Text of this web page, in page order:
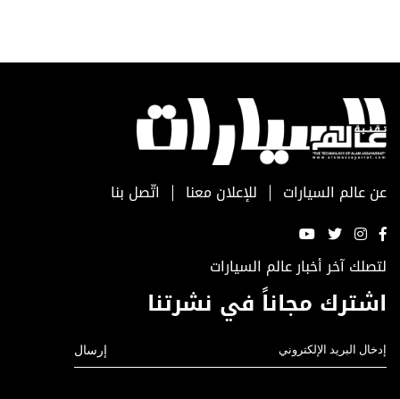
عن عالم السيارات للإعلان معنا اتّصل بنا
لتصلك آخر أخبار عالم السيارات
اشترك مجاناً في نشرتنا